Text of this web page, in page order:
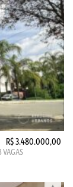
R$ 3.480.000,00
VAGAS